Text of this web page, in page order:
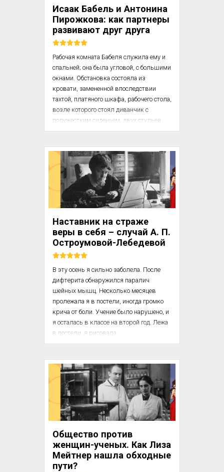
конкурса виолончелистов, многие из
которых ...
Исаак Бабель и Антонина
Пирожкова: как партнеры
развивают друг друга
Рабочая комната Бабеля служила ему и
спальней; она была угловой, с большими
окнами. Обстановка состояла из
кровати, замененной впоследствии
тахтой, платяного шкафа, рабочего стола,
возле которого стоял диванчик с
полужестким сиденьем, двух стульев,
маленького сто­лика с выдвижным
заказал высотой до подоконника и во
всю длину стены, на них
устанавливались нужные ему и
любимые книги, а поверху он обычно
раскладывал бумажные лист­ки с
планами рассказов, разными записями
длиной 15-16 сантиметров он нарезал
сам. Работал он ...
Наставник на страже
веры в себя – случай А. П.
Остроумовой-Лебедевой
В эту осень я сильно заболела. После
дифтерита об­наружился паралич
шейных мышц. Несколько месяцев
пролежала я в постели, иногда громко
крича от боли. Учение было нарушено, и
я осталась в классе на второй год. Лежа
в постели, я рисовала.
решила хо­дить в вечерние начальные
классы школы Штиглица. Директором
школы был Максимилиан Егорович
Месмахер. Анна Петровна Остроумова-
Лебедева (1871 – 1955)
человек. В шко­ле — отличные, светлые
классы, электрическо...
Общество против
женщин-ученых. Как Лиза
Мейтнер нашла обходные
пути?